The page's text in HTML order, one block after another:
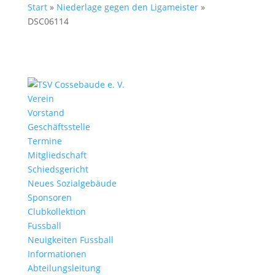
Start» Niederlage gegen den Ligameister»
DSC06114
Verein
Vorstand
Geschäftsstelle
Termine
Mitgliedschaft
Schiedsgericht
Neues Sozialgebäude
Sponsoren
Clubkollektion
Fussball
Neuigkeiten Fussball
Informationen
Abteilungsleitung